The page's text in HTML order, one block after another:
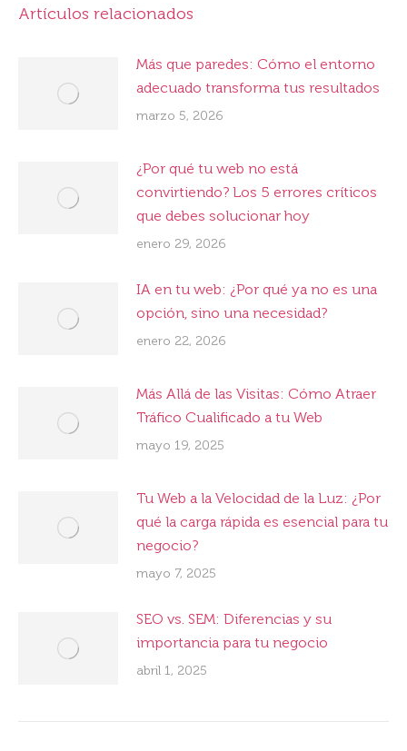
Artículos relacionados
Más que paredes: Cómo el entorno
adecuado transforma tus resultados
marzo 5, 2026
¿Por qué tu web no está
convirtiendo? Los 5 errores críticos
que debes solucionar hoy
enero 29, 2026
IA en tu web: ¿Por qué ya no es una
opción, sino una necesidad?
enero 22, 2026
Más Allá de las Visitas: Cómo Atraer
Tráfico Cualificado a tu Web
mayo 19, 2025
Tu Web a la Velocidad de la Luz: ¿Por
qué la carga rápida es esencial para tu
negocio?
mayo 7, 2025
SEO vs. SEM: Diferencias y su
importancia para tu negocio
abril 1, 2025